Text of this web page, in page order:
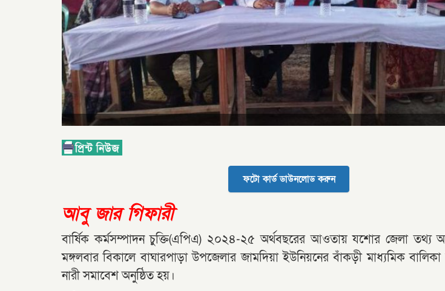
ফটো কার্ড ডাউনলোড করুন
আবু জার গিফারী
বার্ষিক কর্মসম্পাদন চুক্তি(এপিএ) ২০২৪-২৫ অর্থবছরের আওতায় যশোর জেলা তথ্য
মঙ্গলবার বিকালে বাঘারপাড়া উপজেলার জামদিয়া ইউনিয়নের বাঁকড়ী মাধ্যমিক বালিকা
নারী সমাবেশ অনুষ্ঠিত হয়।